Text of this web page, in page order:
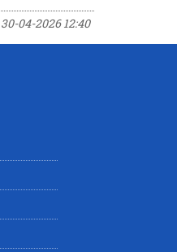
30-04-2026 12:40